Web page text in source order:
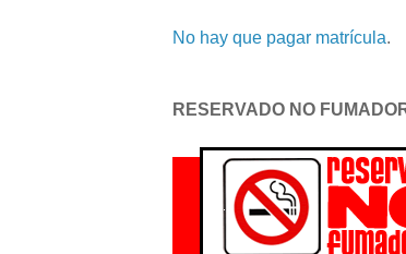
No hay que pagar matrícula.
RESERVADO NO